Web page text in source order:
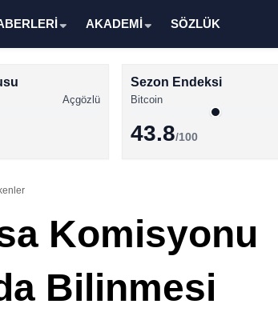
AKADEMİ SÖZLÜK
Açgözlü
Sezon Endeksi
Bitcoin
43.8/100
Komisyonu
Bilinmesi